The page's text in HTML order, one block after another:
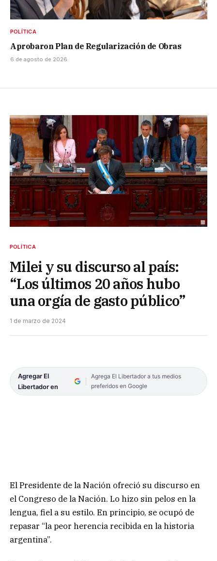
POLÍTICA
Aprobaron Plan de Regularización de Obras
6 de agosto de 2026
POLÍTICA
Milei y su discurso al país:
“Los últimos 20 años hubo
una orgía de gasto público”
1 de marzo de 2024
Agregar El
Libertador en
Agrega El Libertador a tus medios
preferidos en Google
El Presidente de la Nación ofreció su discurso en
el Congreso de la Nación. Lo hizo sin pelos en la
lengua, fiel a su estilo. En principio, se ocupó de
repasar “la peor herencia recibida en la historia
argentina”.